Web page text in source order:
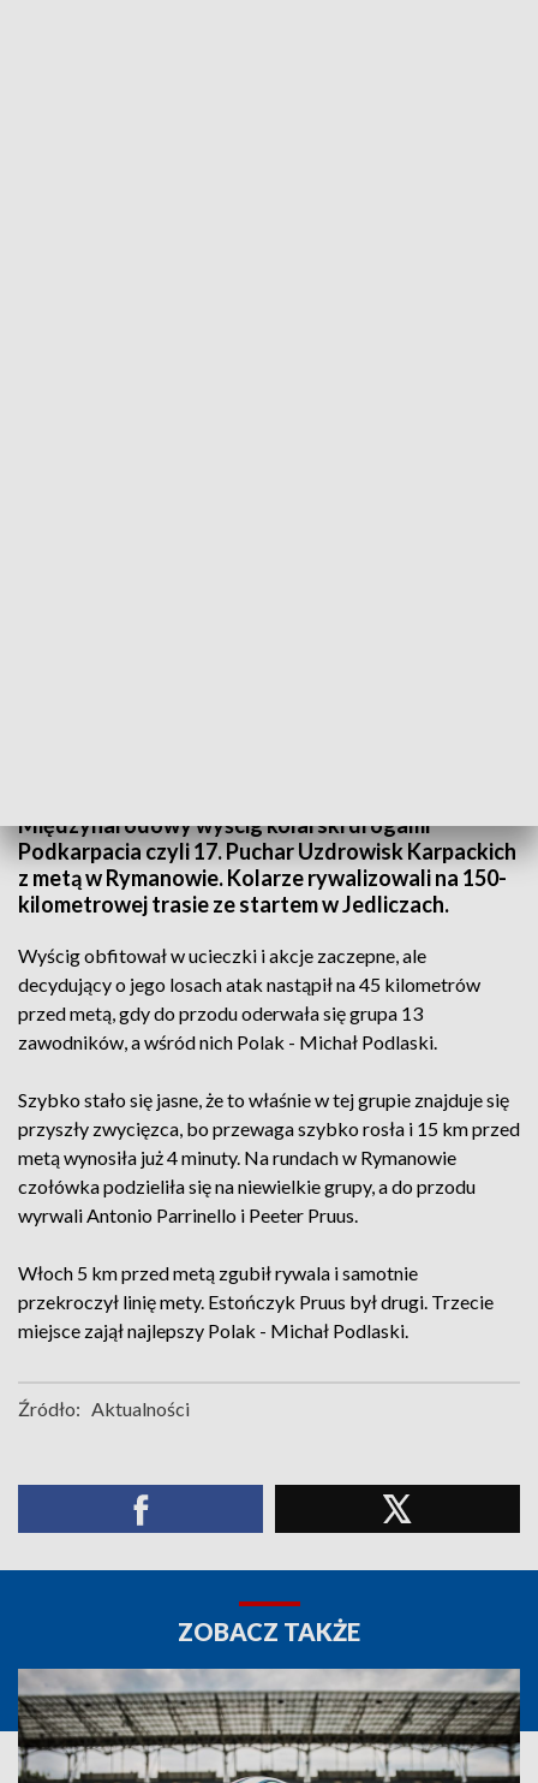
Międzynarodowy wyścig kolarski drogami
Podkarpacia czyli 17. Puchar Uzdrowisk Karpackich
z metą w Rymanowie. Kolarze rywalizowali na 150-
kilometrowej trasie ze startem w Jedliczach.
Wyścig obfitował w ucieczki i akcje zaczepne, ale
decydujący o jego losach atak nastąpił na 45 kilometrów
przed metą, gdy do przodu oderwała się grupa 13
zawodników, a wśród nich Polak - Michał Podlaski.
Szybko stało się jasne, że to właśnie w tej grupie znajduje się
przyszły zwycięzca, bo przewaga szybko rosła i 15 km przed
metą wynosiła już 4 minuty. Na rundach w Rymanowie
czołówka podzieliła się na niewielkie grupy, a do przodu
wyrwali Antonio Parrinello i Peeter Pruus.
Włoch 5 km przed metą zgubił rywala i samotnie
przekroczył linię mety. Estończyk Pruus był drugi. Trzecie
miejsce zajął najlepszy Polak - Michał Podlaski.
Źródło: Aktualności
ZOBACZ TAKŻE